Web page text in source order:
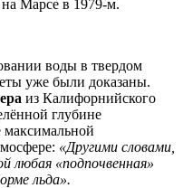
Марсе в 1979-м.
воды в твердом
уже были доказаны.
из Калифорнийского
глубине
максимальной
«Другими словами,
любая «подпочвенная»
льда».